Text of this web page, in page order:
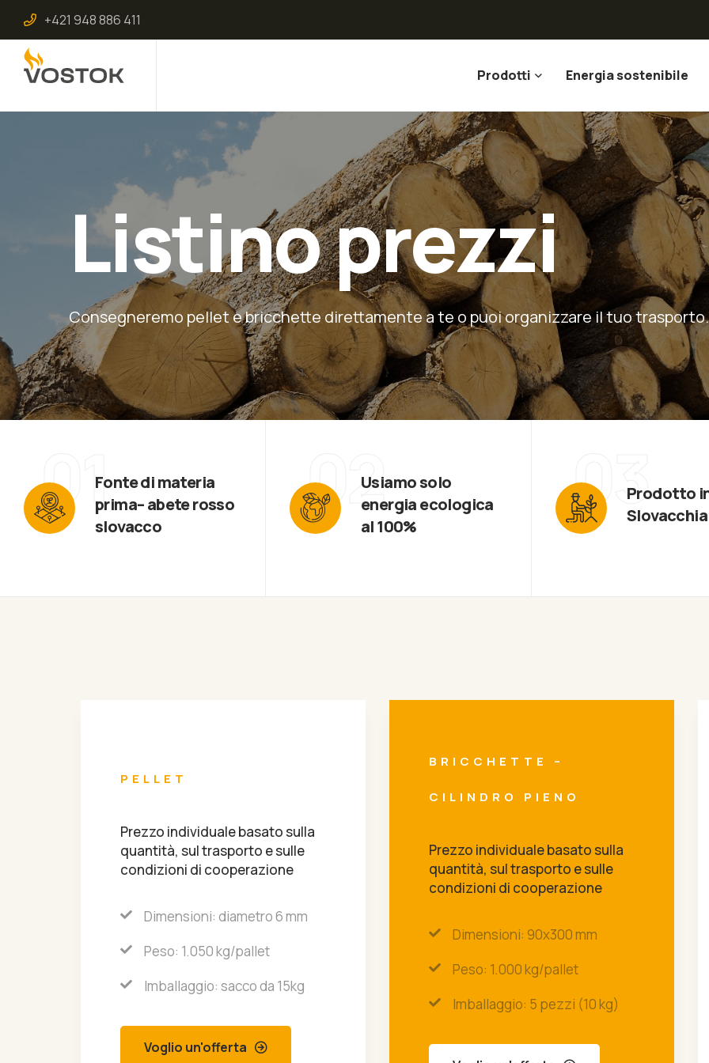
+421 948 886 411
Prodotti Energia sostenibile
Listino prezzi
Consegneremo pellet e bricchette direttamente a te o puoi organizzare il tuo trasporto.
01Fonte di materia
prima– abete rosso
slovacco
02Usiamo solo
energia ecologica
al 100%
03Prodotto
Slovacchia
PELLET
Prezzo individuale basato sulla
quantità, sul trasporto e sulle
condizioni di cooperazione
Dimensioni: diametro 6 mm
Peso: 1.050 kg/pallet
Imballaggio: sacco da 15kg
Voglio un'offerta
BRICCHETTE –
CILINDRO PIENO
Prezzo individuale basato sulla
quantità, sul trasporto e sulle
condizioni di cooperazione
Dimensioni: 90x300 mm
Peso: 1.000 kg/pallet
Imballaggio: 5 pezzi (10 kg)